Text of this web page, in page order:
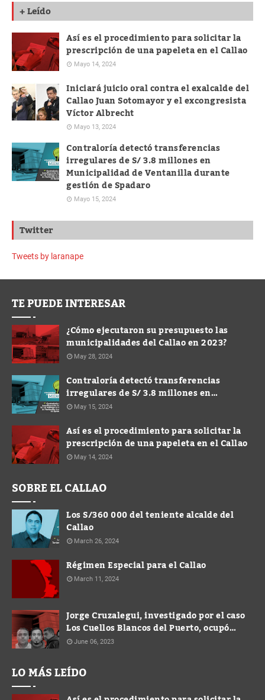
+ Leído
Así es el procedimiento para solicitar la
prescripción de una papeleta en el Callao
Mayo 14, 2024
Iniciará juicio oral contra el exalcalde del
Callao Juan Sotomayor y el excongresista
Víctor Albrecht
Mayo 13, 2024
Contraloría detectó transferencias
irregulares de S/ 3.8 millones en
Municipalidad de Ventanilla durante
gestión de Spadaro
Mayo 15, 2024
Twitter
Tweets by laranape
TE PUEDE INTERESAR
¿Cómo ejecutaron su presupuesto las
municipalidades del Callao en 2023?
May 28, 2024
Contraloría detectó transferencias
irregulares de S/ 3.8 millones en
Municipalidad de Ventanilla durante
May 15, 2024
Así es el procedimiento para solicitar la
prescripción de una papeleta en el Callao
May 14, 2024
SOBRE EL CALLAO
Los S/360 000 del teniente alcalde del
Callao
March 26, 2024
Régimen Especial para el Callao
March 11, 2024
Jorge Cruzalegui, investigado por el caso
Los Cuellos Blancos del Puerto, ocupó
cargo de Gerente en la Municipalidad de
June 06, 2023
LO MÁS LEÍDO